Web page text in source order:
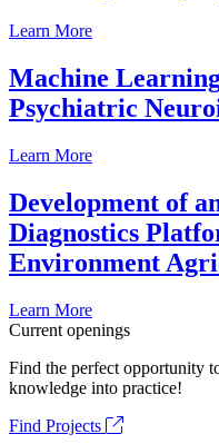
Learn More
Machine
Psychiatric
Learn More
Development of
Diagnostics
Environment
Learn More
Current openings
Find the perfect opportunity
knowledge into practice!
Find Projects